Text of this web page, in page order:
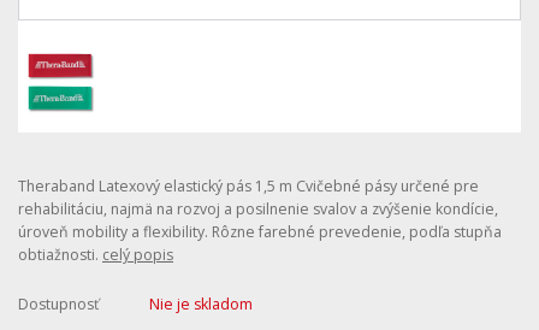
Theraband Latexový elastický pás 1,5 m Cvičebné pásy určené pre
rehabilitáciu, najmä na rozvoj a posilnenie svalov a zvýšenie kondície,
úroveň mobility a flexibility. Rôzne farebné prevedenie, podľa stupňa
obtiažnosti. celý popis
Dostupnosť
Nie je skladom